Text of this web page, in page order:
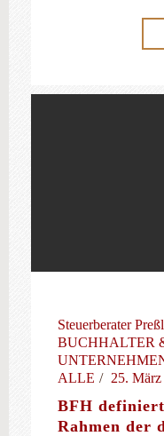
Steuerberater
BUCHHALTER
ALLE
25.
BFH
Rahmen der